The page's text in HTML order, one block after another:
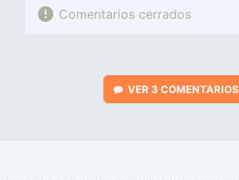
Comentarios cerrados
VER 3 COMENTARIOS